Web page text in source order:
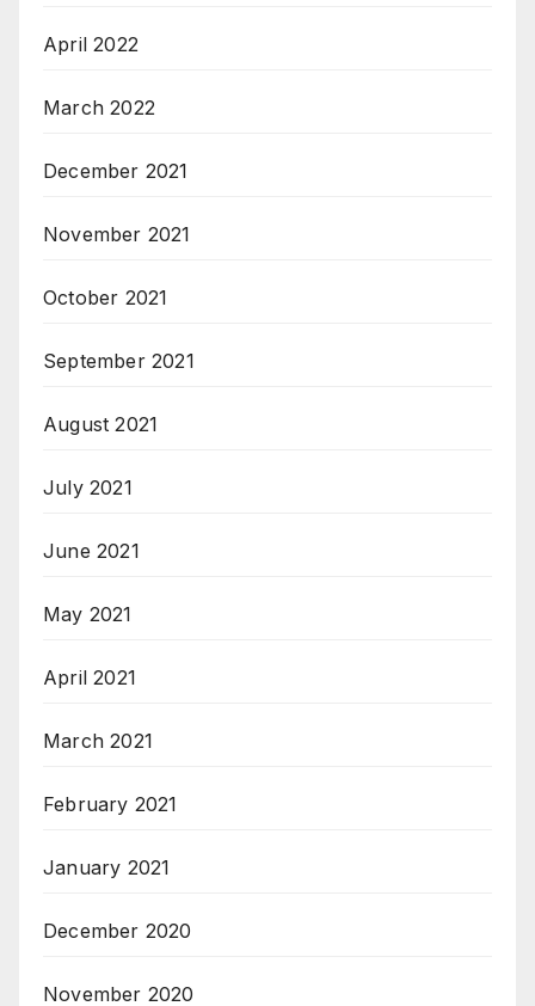
April 2022
March 2022
December 2021
November 2021
October 2021
September 2021
August 2021
July 2021
June 2021
May 2021
April 2021
March 2021
February 2021
January 2021
December 2020
November 2020